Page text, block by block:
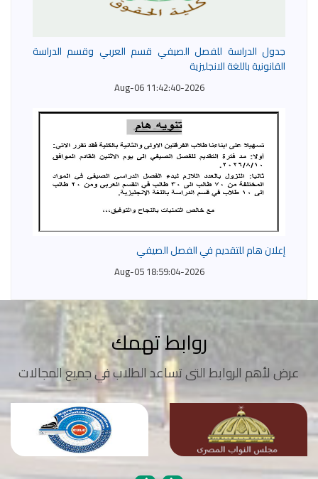
جدول الدراسة للفصل الصيفي قسم العربي وقسم الدراسة
القانونية باللغة الانجليزية
2026-Aug-06 11:42:40
إعلان هام للتقديم في الفصل الصيفي
2026-Aug-05 18:59:04
روابط تهمك
عرض لأهم الروابط التى تساعد الطلاب في جميع المجالات